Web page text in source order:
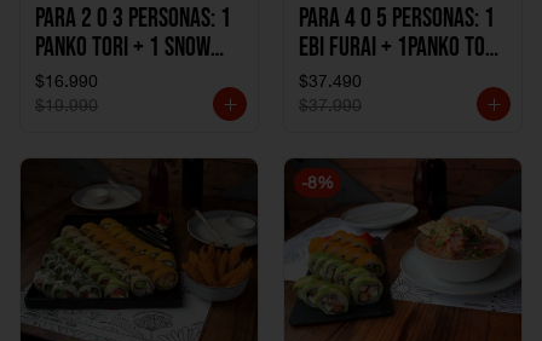
Para 2 o 3 personas: 1
Panko Tori + 1 Snow
Ebi Cheese + 1
California Sake Cheese
$16.990
$19.990
Para 4 o 5 personas: 1
Ebi Furai + 1Panko Tori
+ 1Snow Kani +
1California Sake +
1Katzu de Camaron
$37.490
$37.990
-8%